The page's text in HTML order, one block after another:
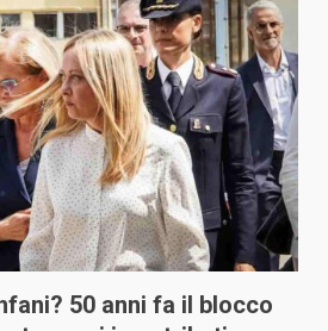
50 anni fa il blocco